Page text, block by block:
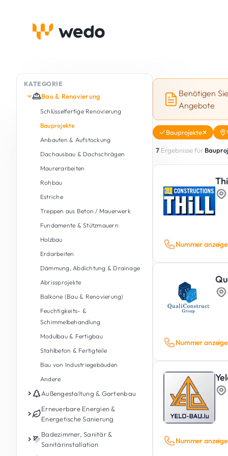
KATEGORIE
Bau & Renovierung
Schlüsselfertige Renovierung
Bauprojekte
Anbauten & Aufstockung
Dachausbau & Dachschrägen
Maurerarbeiten
Rohbau
Estriche
Treppen aus Beton / Mauerwerk
Fundamente & Stützmauern
Holzbau
Erdarbeiten
Dämmung, Abdichtung & Drainage
Abrissprojekte
Balkone (Bau & Renovierung)
Feuchtigkeits- &
Schimmelbehandlung
Modulbau & Fertigbau
Stahlbeton & Fertigteile
Bau von Industriegebäuden
Andere
Außengestaltung & Gartenbau
Gartenpflege
Gartengestaltung &
Landschaftsbau
Außengestaltung
Erneuerbare Energien &
Energetische Sanierung
Photovoltaik
Energiespeicherbatterie
Badezimmer, Sanitär &
Sanitärinstallation
Benötigen
Angebote
Bauprojekte
7 Ergebnisse für
Nummer
Nummer
Nummer